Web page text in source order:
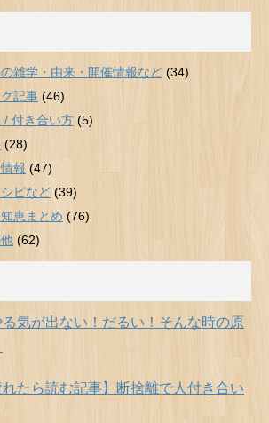
雑学・由来・開催情報など (34)
記事 (46)
/ 付き合い方 (5)
(28)
報 (47)
ピなど (39)
恵まとめ (76)
(62)
気が出ない！だるい！そんな時の原
れたら読む記事】断捨離で人付き合い